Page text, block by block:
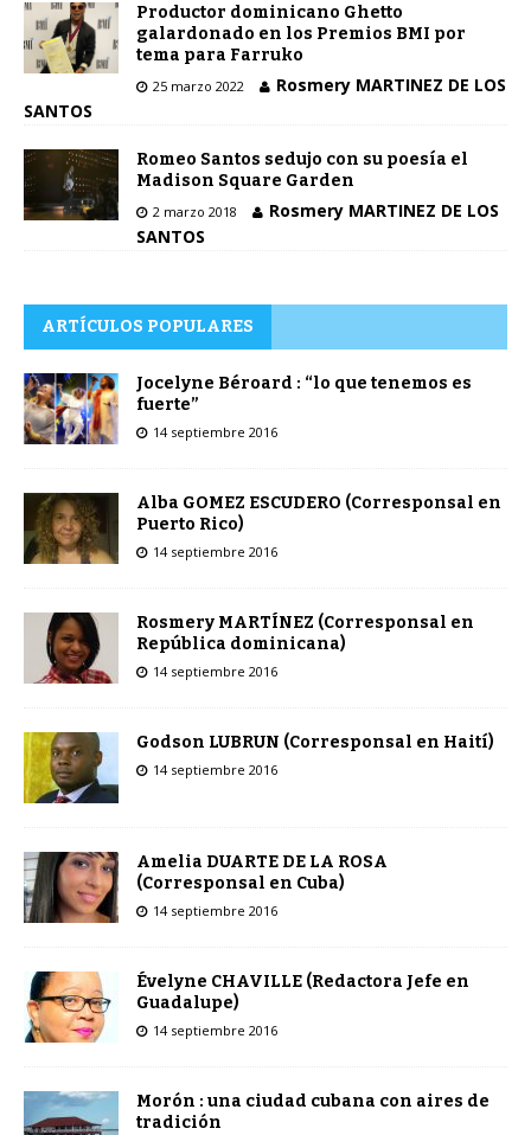
Productor dominicano Ghetto
galardonado en los Premios BMI por
tema para Farruko
25 marzo 2022
Rosmery MARTINEZ DE LOS
SANTOS
Romeo Santos sedujo con su poesía el
Madison Square Garden
2 marzo 2018
Rosmery MARTINEZ DE LOS
SANTOS
ARTÍCULOS POPULARES
Jocelyne Béroard : “lo que tenemos es
fuerte”
14 septiembre 2016
Alba GOMEZ ESCUDERO (Corresponsal en
Puerto Rico)
14 septiembre 2016
Rosmery MARTÍNEZ (Corresponsal en
República dominicana)
14 septiembre 2016
Godson LUBRUN (Corresponsal en Haití)
14 septiembre 2016
Amelia DUARTE DE LA ROSA
(Corresponsal en Cuba)
14 septiembre 2016
Évelyne CHAVILLE (Redactora Jefe en
Guadalupe)
14 septiembre 2016
Morón : una ciudad cubana con aires de
tradición